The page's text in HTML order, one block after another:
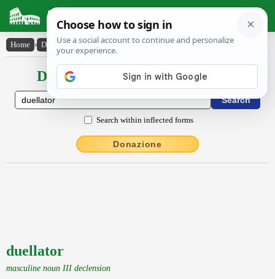
Latin Dictionary
Home › Declensions / Conjugations › duellator
Declensions / Conjugations latin
Search within inflected forms
Donazione
duellator
masculine noun III declension